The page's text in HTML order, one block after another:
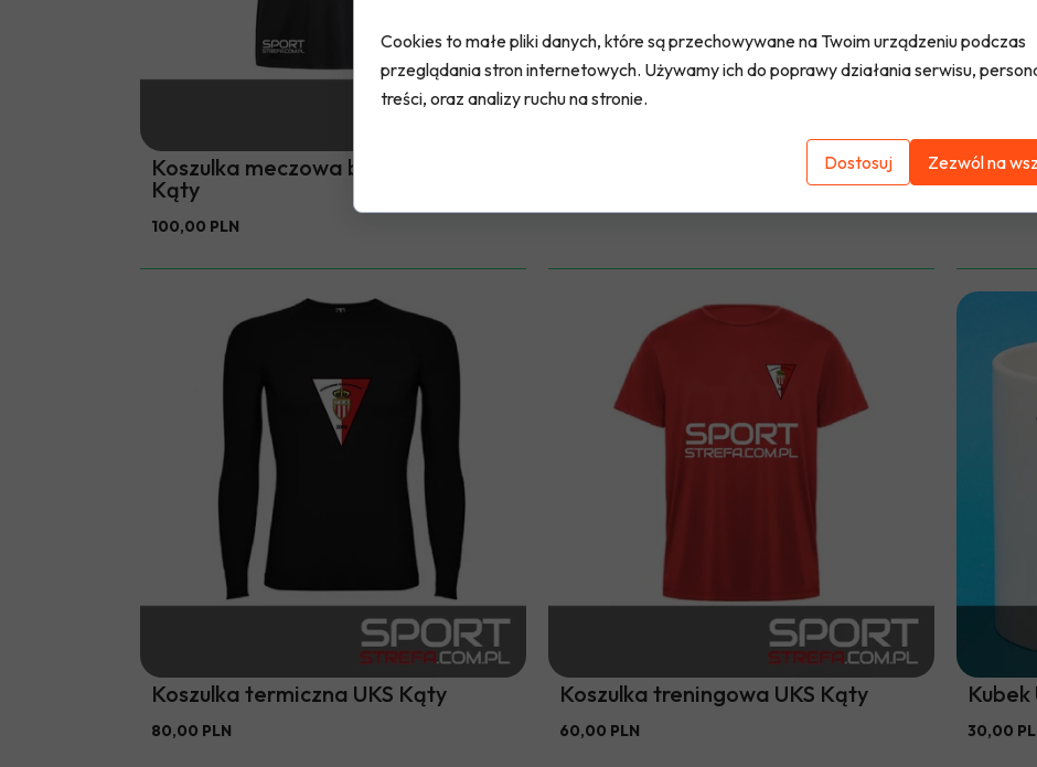
Koszulka meczowa bramkarska UKS
Kąty
100,00 PLN
Koszulka meczowa UKS Kąty
Koszulka termiczna UKS Kąty
80,00 PLN
Koszulka treningowa UKS Kąty
60,00 PLN
Kubek
30,00
Cookies to małe pliki danych, które są przechowywane na Twoim urządzeniu podczas
przeglądania stron internetowych. Używamy ich do poprawy działania serwisu,
treści, oraz analizy ruchu na stronie.
Dostosuj Zezwól na